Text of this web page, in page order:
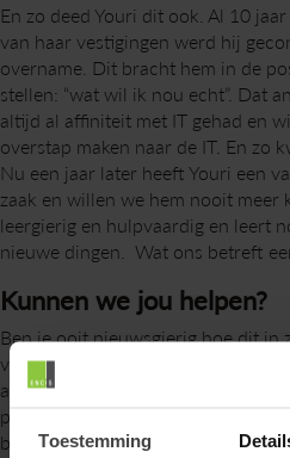
Toestemming
En zo deed Youri dit ook. Al 10
van haar vestigingen werd hij
overname. Dit bracht hem in de
stellen: “wat wil ik nou echt”. Dat
altijd al affiniteit met IT gehad en
overstap maken naar de IT. En zo
Nu een jaar later heeft Youri een
zaak en willen we hem nooit meer
leergierig en hulpvaardig en leert
nieuwe dingen. Wat ons betreft
Kunnen we jou helpen?
Ben je ooit nieuwsgierig hoe dit in
verwachten van ons en wat wij
altijd even
met ons
prachtige kans en een toekomst
bij ons leuke bedrijf in Hoorn!